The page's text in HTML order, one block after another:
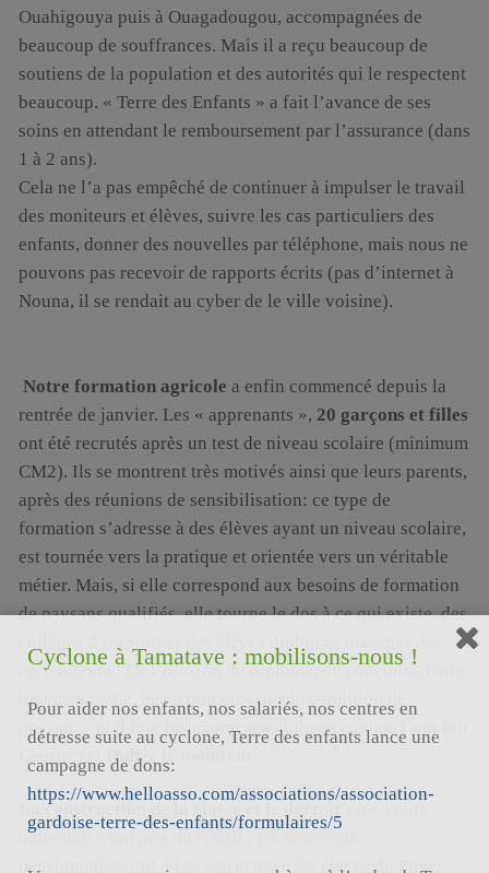
Ouahigouya puis à Ouagadougou, accompagnées de
beaucoup de souffrances. Mais il a reçu beaucoup de
soutiens de la population et des autorités qui le respectent
beaucoup. « Terre des Enfants » a fait l’avance de ses
soins en attendant le remboursement par l’assurance (dans
1 à 2 ans).
Cela ne l’a pas empêché de continuer à impulser le travail
des moniteurs et élèves, suivre les cas particuliers des
enfants, donner des nouvelles par téléphone, mais nous ne
pouvons pas recevoir de rapports écrits (pas d’internet à
Nouna, il se rendait au cyber de le ville voisine).
Notre formation agricole a enfin commencé depuis la
rentrée de janvier. Les « apprenants », 20 garçons et filles
ont été recrutés après un test de niveau scolaire (minimum
CM2). Ils se montrent très motivés ainsi que leurs parents,
après des réunions de sensibilisation: ce type de
formation s’adresse à des élèves ayant un niveau scolaire,
est tournée vers la pratique et orientée vers un véritable
métier. Mais, si elle correspond aux besoins de formation
de paysans qualifiés, elle tourne le dos à ce qui existe, des
agriculteurs ! Or l’illusion du diplôme, du concours, tente
tout burkinabè, beaucoup plus que la condition de
paysan… et il faut beaucoup sensibiliser, comme l’ont fait
Didier le moniteur
La construction de la classe et le dortoir
nubienne » ont pris du retard ; les nouveaux
pensionnaires ont dû se serrer avec les élèves du Foyer,
Cyclone à Tamatave : mobilisons-nous !
Pour aider nos enfants, nos salariés, nos centres en
détresse suite au cyclone, Terre des enfants lance une
campagne de dons:
https://www.helloasso.com/associations/association-
gardoise-terre-des-enfants/formulaires/5